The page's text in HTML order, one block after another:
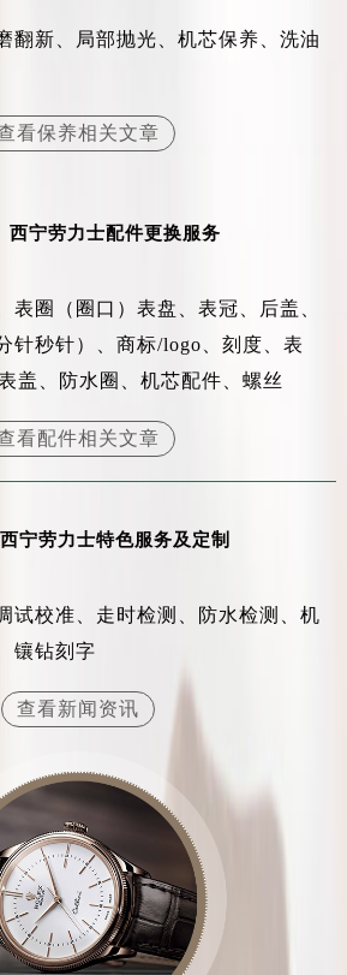
翻新、局部抛光、机芯保养、洗油
看保养相关文章
西宁劳力士配件更换服务
表圈（圈口）表盘、表冠、后盖、
针秒针）、商标/logo、刻度、表
盖、防水圈、机芯配件、螺丝
看配件相关文章
西宁劳力士特色服务及定制
试校准、走时检测、防水检测、机
镶钻刻字
查看新闻资讯